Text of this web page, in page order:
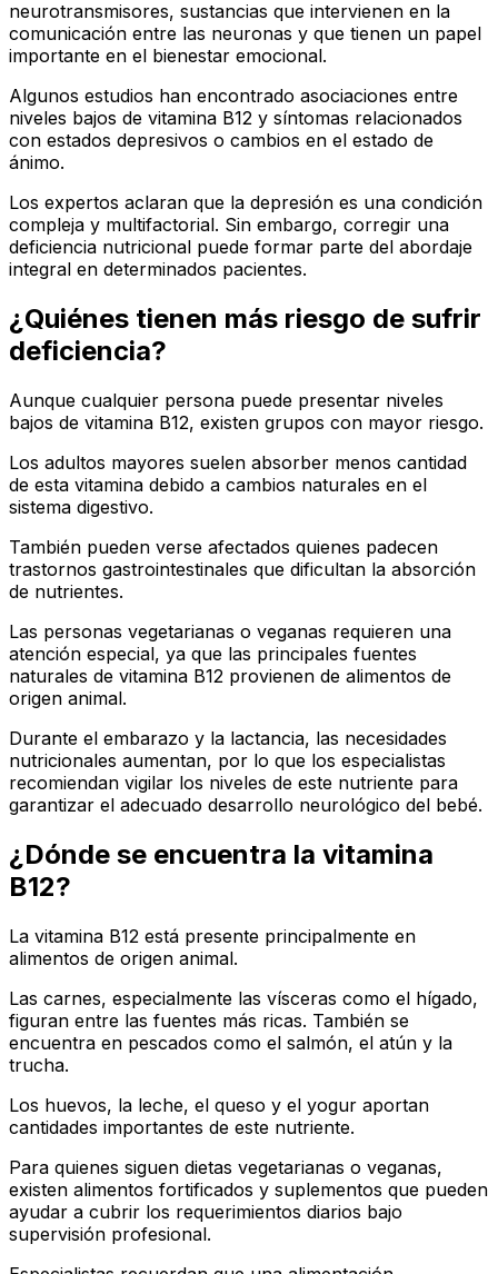
neurotransmisores, sustancias que intervienen en la
comunicación entre las neuronas y que tienen un papel
importante en el bienestar emocional.
Algunos estudios han encontrado asociaciones entre
niveles bajos de vitamina B12 y síntomas relacionados
con estados depresivos o cambios en el estado de
ánimo.
Los expertos aclaran que la depresión es una condición
compleja y multifactorial. Sin embargo, corregir una
deficiencia nutricional puede formar parte del abordaje
integral en determinados pacientes.
¿Quiénes tienen más riesgo de sufrir
deficiencia?
Aunque cualquier persona puede presentar niveles
bajos de vitamina B12, existen grupos con mayor riesgo.
Los adultos mayores suelen absorber menos cantidad
de esta vitamina debido a cambios naturales en el
sistema digestivo.
También pueden verse afectados quienes padecen
trastornos gastrointestinales que dificultan la absorción
de nutrientes.
Las personas vegetarianas o veganas requieren una
atención especial, ya que las principales fuentes
naturales de vitamina B12 provienen de alimentos de
origen animal.
Durante el embarazo y la lactancia, las necesidades
nutricionales aumentan, por lo que los especialistas
recomiendan vigilar los niveles de este nutriente para
garantizar el adecuado desarrollo neurológico del bebé.
¿Dónde se encuentra la vitamina
B12?
La vitamina B12 está presente principalmente en
alimentos de origen animal.
Las carnes, especialmente las vísceras como el hígado,
figuran entre las fuentes más ricas. También se
encuentra en pescados como el salmón, el atún y la
trucha.
Los huevos, la leche, el queso y el yogur aportan
cantidades importantes de este nutriente.
Para quienes siguen dietas vegetarianas o veganas,
existen alimentos fortificados y suplementos que pueden
ayudar a cubrir los requerimientos diarios bajo
supervisión profesional.